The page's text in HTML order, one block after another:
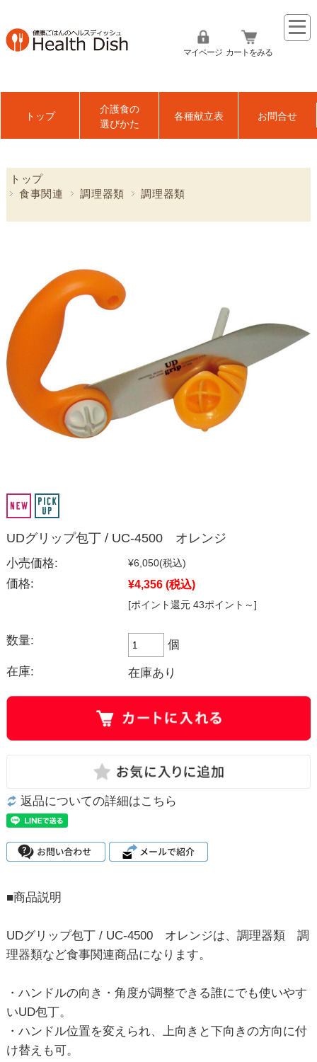
マイページ カートをみる
トップ
介護食の
選びかた
各種献立表 お問合せ
トップ
食事関連
調理器類 調理器類
UDグリップ包丁 / UC-4500 オレンジ
小売価格: ¥6,050(税込)
価格: ¥4,356 (税込)
[ポイント還元 43ポイント～]
数量: 個
在庫: 在庫あり
返品についての詳細はこちら
■商品説明
UDグリップ包丁 / UC-4500 オレンジは、調理器類 調
理器類など食事関連商品になります。
・ハンドルの向き・角度が調整できる誰にでも使いやす
いUD包丁。
・ハンドル位置を変えられ、上向きと下向きの方向に付
け替えも可。